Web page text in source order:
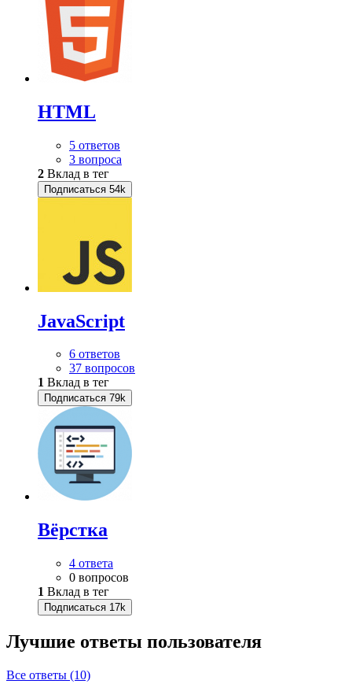
HTML
5 ответов
3 вопроса
2 Вклад в тег
Подписаться 54k
JavaScript
6 ответов
37 вопросов
1 Вклад в тег
Подписаться 79k
Вёрстка
4 ответа
0 вопросов
1 Вклад в тег
Подписаться 17k
Лучшие ответы пользователя
Все ответы (10)